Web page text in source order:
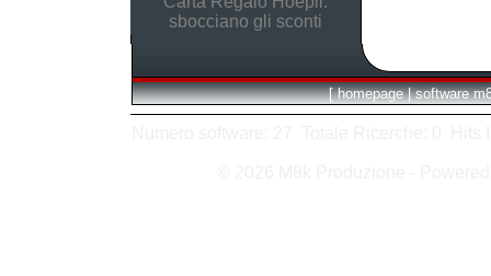
sbocciano gli sconti
[ homepage | software